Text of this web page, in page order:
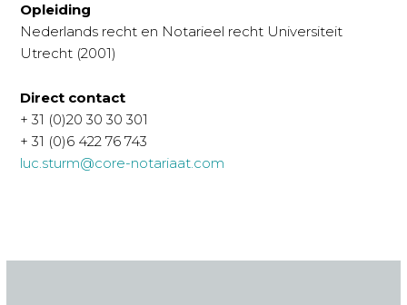
Opleiding
Nederlands recht en Notarieel recht Universiteit
Utrecht (2001)
Direct contact
+ 31 (0)20 30 30 301
+ 31 (0)6 422 76 743
luc.sturm@core-notariaat.com